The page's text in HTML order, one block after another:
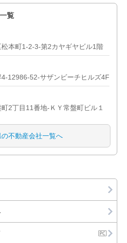
覧
本町1-2-3-第2カヤギヤビル1階
12986-52-サザンビーチヒルズ4F
2丁目11番地-ＫＹ常盤町ビル１
不動産会社一覧へ